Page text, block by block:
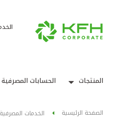
المنتجات الحسابات المصرفية
الصفحة الرئيسية الخدمات